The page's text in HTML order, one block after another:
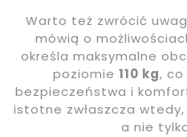
Warto też zwrócić
mówią o
określa maksymalne
poziomie 110 kg,
bezpieczeństwa i
istotne zwłaszcza
a nie